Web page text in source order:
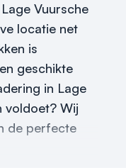
Vuursche
locatie net
is
geschikte
in Lage
voldoet? Wij
de perfecte